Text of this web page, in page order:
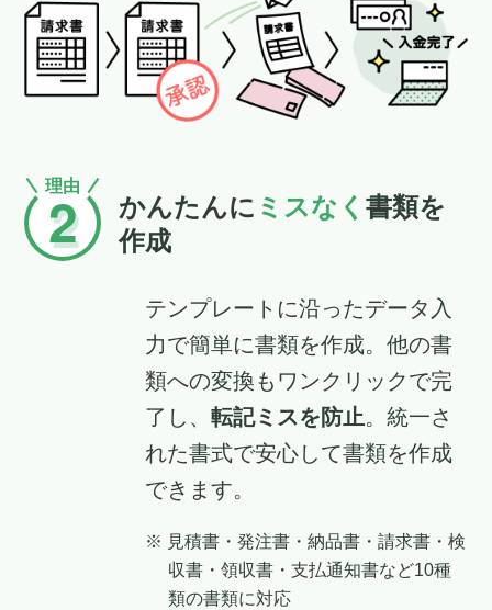
理由
2 かんたんに ミスなく書類を
作成
テンプレートに沿ったデータ入
力で簡単に書類を作成。他の書
類への変換もワンクリックで完
了し、転記ミスを防止。統一さ
れた書式で安心して書類を作成
できます。
※ 見積書・発注書・納品書・請求書・検
収書・領収書・支払通知書など10種
類の書類に対応